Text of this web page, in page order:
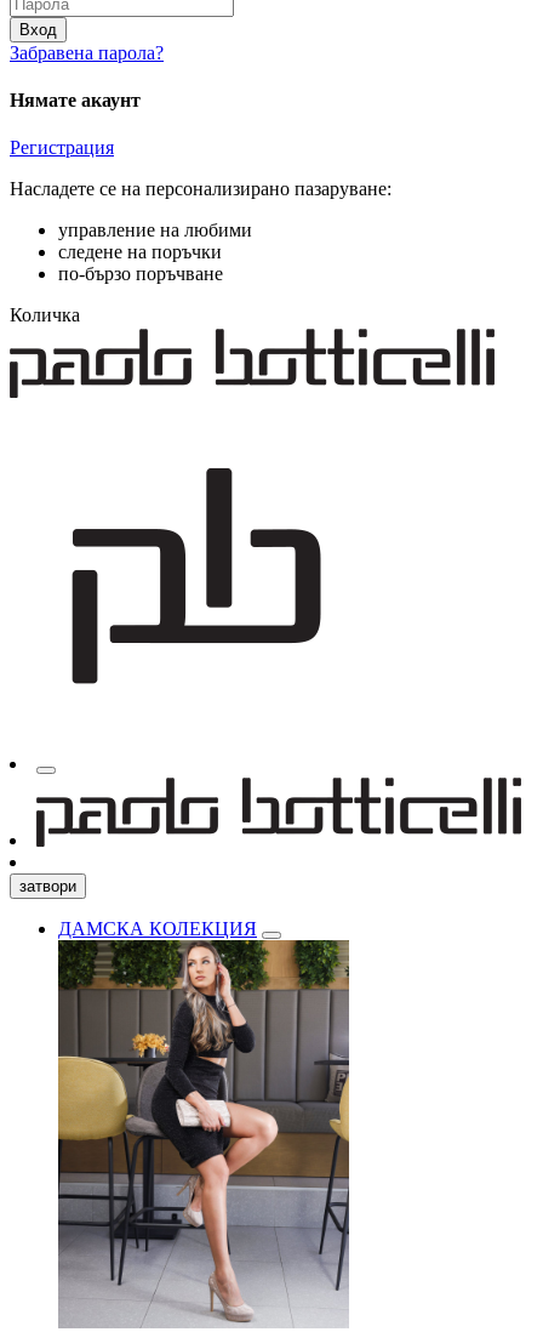
Вход
Забравена парола?
Нямате акаунт
Регистрация
Насладете се на персонализирано пазаруване:
управление на любими
следене на поръчки
по-бързо поръчване
Количка
затвори
ДАМСКА КОЛЕКЦИЯ